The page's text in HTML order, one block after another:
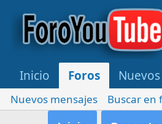
Inicio Foros
Nuevos mensajes
Buscar en